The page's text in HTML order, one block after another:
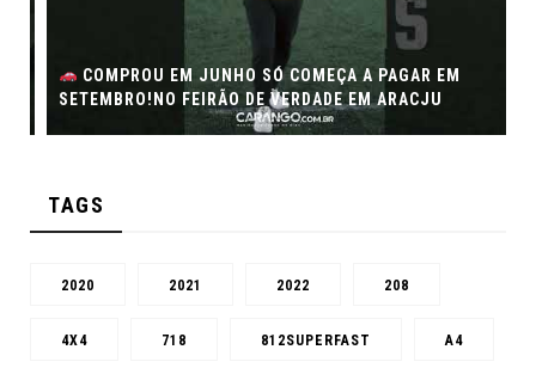
COMPROU EM JUNHO SÓ COMEÇA A PAGAR EM
SETEMBRO!NO FEIRÃO DE VERDADE EM ARACJU
TAGS
2020 2021 2022 208
4X4 718 812SUPERFAST A4